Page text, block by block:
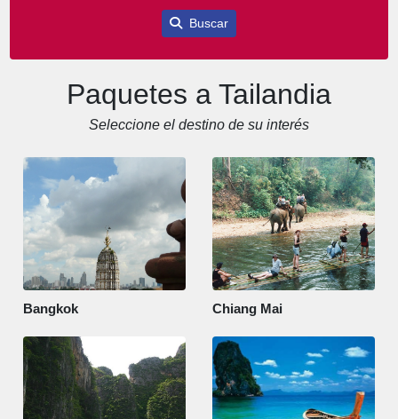
Buscar
Paquetes a Tailandia
Seleccione el destino de su interés
Bangkok Chiang Mai